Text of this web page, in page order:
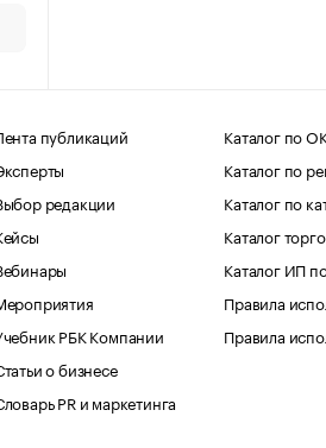
публикаций
редакции
РБК Компании
о бизнесе
PR и маркетинга
Каталог по
Каталог по
Каталог по
Каталог
Каталог ИП
Правила
Правила